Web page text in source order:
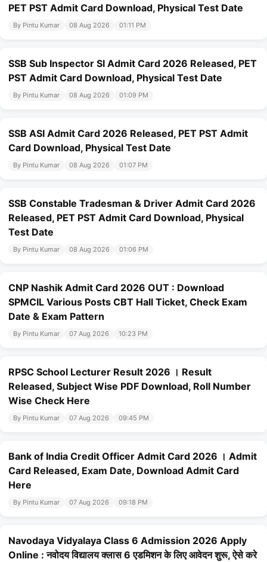
PET PST Admit Card Download, Physical Test Date
By Pintu Kumar 08 Aug 2026 01:11 PM
SSB Sub Inspector SI Admit Card 2026 Released, PET
PST Admit Card Download, Physical Test Date
By Pintu Kumar 08 Aug 2026 01:09 PM
SSB ASI Admit Card 2026 Released, PET PST Admit
Card Download, Physical Test Date
By Pintu Kumar 08 Aug 2026 01:07 PM
SSB Constable Tradesman & Driver Admit Card 2026
Released, PET PST Admit Card Download, Physical
Test Date
By Pintu Kumar 08 Aug 2026 01:06 PM
CNP Nashik Admit Card 2026 OUT : Download
SPMCIL Various Posts CBT Hall Ticket, Check Exam
Date & Exam Pattern
By Pintu Kumar 07 Aug 2026 10:23 PM
RPSC School Lecturer Result 2026 । Result
Released, Subject Wise PDF Download, Roll Number
Wise Check Here
By Pintu Kumar 07 Aug 2026 09:45 PM
Bank of India Credit Officer Admit Card 2026 । Admit
Card Released, Exam Date, Download Admit Card
Here
By Pintu Kumar 07 Aug 2026 09:18 PM
Navodaya Vidyalaya Class 6 Admission 2026 Apply
Online : नवोदय विद्यालय क्लास 6 एडमिशन के लिए आवेदन शुरू, ऐसे करे